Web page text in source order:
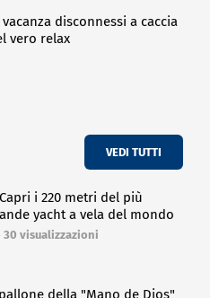
vacanza disconnessi a caccia
vero relax
VEDI TUTTI
i 220 metri del più
yacht a vela del mondo
30 visualizzazioni
della "Mano de Dios"